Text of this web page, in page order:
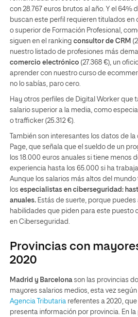
con 28.767 euros brutos al año. Y el 64%
buscan este perfil requieren titulados en
o superior de Formación Profesional,
siguen en el ranking consultor de CRM
nuestro listado de profesiones más
comercio electrónico (27.368 €), un
aprender con nuestro curso de
no lo sabías, paro cero.
Hay otros perfiles de Digital Worker que
salario superior a la media, como
o trafficker (25.312 €).
También son interesantes los datos de
Page, que señala que el sueldo de un
los 18.000 euros anuales si tiene menos
experiencia hasta los 65.000 si ha
Aunque los salarios más altos del
los especialistas en ciberseguridad:
anuales. Estás de suerte, porque
habilidades que piden para este puesto
en Ciberseguridad.
Provincias con
2020
Madrid y Barcelona son las provincias
mayores salarios medios, esta vez según
Agencia Tributaria referentes a 2020,
presenta información por provincia. En